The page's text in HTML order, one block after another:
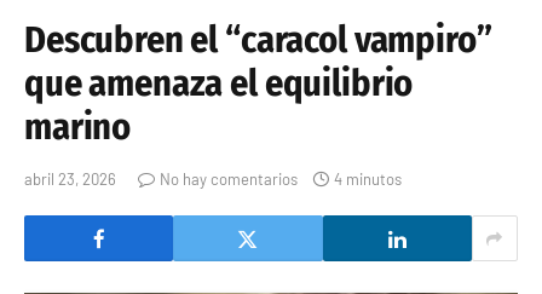
Descubren el “caracol vampiro”
que amenaza el equilibrio
marino
abril 23, 2026 No hay comentarios 4 minutos